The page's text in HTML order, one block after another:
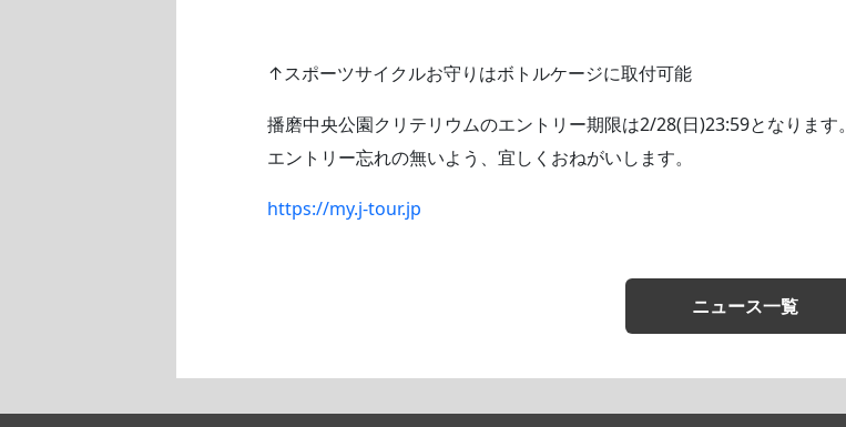
↑スポーツサイクルお守りはボトルケージに取付可能
播磨中央公園クリテリウムのエントリー期限は2/28(日)23:59となります。
エントリー忘れの無いよう、宜しくおねがいします。
https://my.j-tour.jp
ニュース一覧